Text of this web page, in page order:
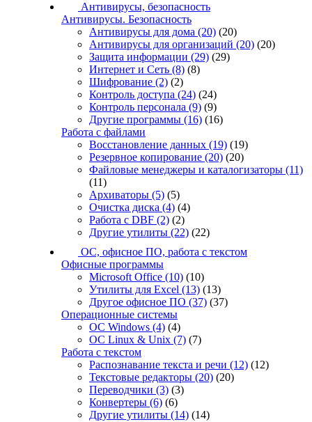
Антивирусы, безопасность
Антивирусы. Безопасность
Антивирусы для дома (20) (20)
Антивирусы для организаций (20) (20)
Защита информации (29) (29)
Интернет и Сеть (8) (8)
Шифрование (2) (2)
Контроль доступа (24) (24)
Контроль персонала (9) (9)
Другие программы (16) (16)
Работа с файлами
Восстановление данных (19) (19)
Резервное копирование (20) (20)
Файловые менеджеры и каталогизаторы (11)
(11)
Архиваторы (5) (5)
Очистка диска (4) (4)
Работа с DBF (2) (2)
Другие утилиты (22) (22)
ОС, офисное ПО, работа с текстом
Офисные программы
Microsoft Office (10) (10)
Утилиты для Excel (13) (13)
Другое офисное ПО (37) (37)
Операционные системы
ОС Windows (4) (4)
ОС Linux & Unix (7) (7)
Работа с текстом
Распознавание текста и речи (12) (12)
Текстовые редакторы (20) (20)
Переводчики (3) (3)
Конвертеры (6) (6)
Другие утилиты (14) (14)